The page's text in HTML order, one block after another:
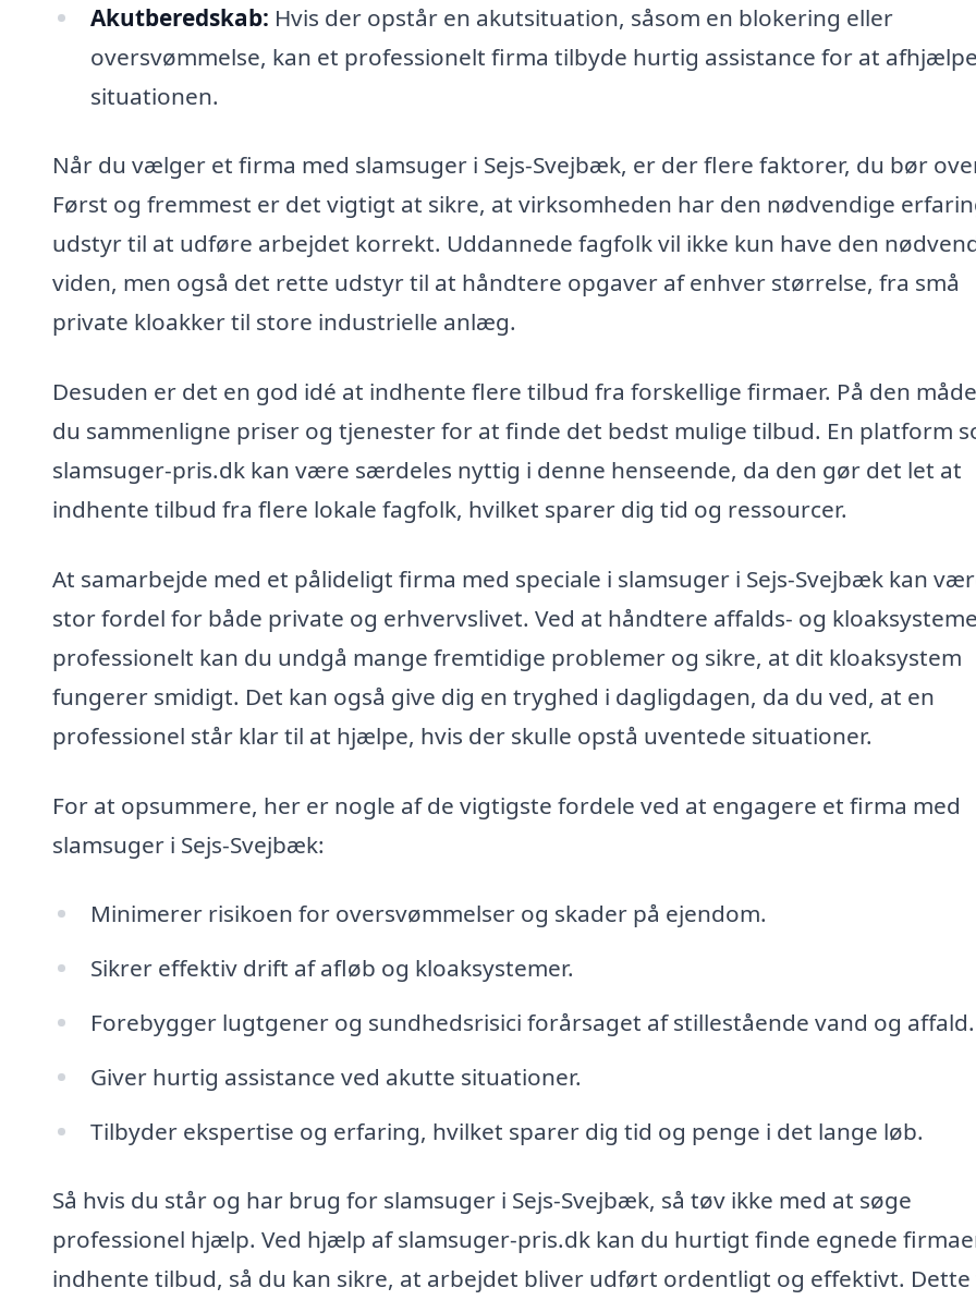
Akutberedskab: Hvis der opstår en akutsituation, såsom en blokering eller
oversvømmelse, kan et professionelt firma tilbyde hurtig assistance for at afhjælpe
situationen.
Når du vælger et firma med slamsuger i Sejs-Svejbæk, er der flere faktorer, du bør
Først og fremmest er det vigtigt at sikre, at virksomheden har den nødvendige
udstyr til at udføre arbejdet korrekt. Uddannede fagfolk vil ikke kun have den
viden, men også det rette udstyr til at håndtere opgaver af enhver størrelse, fra små
private kloakker til store industrielle anlæg.
Desuden er det en god idé at indhente flere tilbud fra forskellige firmaer. På den
du sammenligne priser og tjenester for at finde det bedst mulige tilbud. En platform
slamsuger-pris.dk kan være særdeles nyttig i denne henseende, da den gør det let at
indhente tilbud fra flere lokale fagfolk, hvilket sparer dig tid og ressourcer.
At samarbejde med et pålideligt firma med speciale i slamsuger i Sejs-Svejbæk kan
stor fordel for både private og erhvervslivet. Ved at håndtere affalds- og
professionelt kan du undgå mange fremtidige problemer og sikre, at dit kloaksystem
fungerer smidigt. Det kan også give dig en tryghed i dagligdagen, da du ved, at en
professionel står klar til at hjælpe, hvis der skulle opstå uventede situationer.
For at opsummere, her er nogle af de vigtigste fordele ved at engagere et firma med
slamsuger i Sejs-Svejbæk:
Minimerer risikoen for oversvømmelser og skader på ejendom.
Sikrer effektiv drift af afløb og kloaksystemer.
Forebygger lugtgener og sundhedsrisici forårsaget af stillestående vand og affald.
Giver hurtig assistance ved akutte situationer.
Tilbyder ekspertise og erfaring, hvilket sparer dig tid og penge i det lange løb.
Så hvis du står og har brug for slamsuger i Sejs-Svejbæk, så tøv ikke med at søge
professionel hjælp. Ved hjælp af slamsuger-pris.dk kan du hurtigt finde egnede
indhente tilbud, så du kan sikre, at arbejdet bliver udført ordentligt og effektivt. Dette